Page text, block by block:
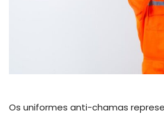
Os uniformes anti-chamas